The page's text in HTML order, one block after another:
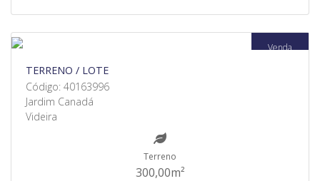
Venda
TERRENO / LOTE
Código: 40163996
Jardim Canadá
Videira
Terreno
300,00m²